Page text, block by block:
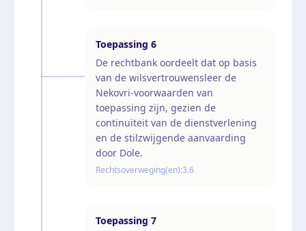
Toepassing 6
De rechtbank oordeelt dat op basis
van de wilsvertrouwensleer de
Nekovri-voorwaarden van
toepassing zijn, gezien de
continuïteit van de dienstverlening
en de stilzwijgende aanvaarding
door Dole.
Rechtsoverweging(en):3.6
Toepassing 7